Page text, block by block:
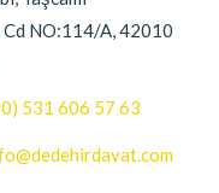
Cd NO:114/A, 42010
531 606 57 63